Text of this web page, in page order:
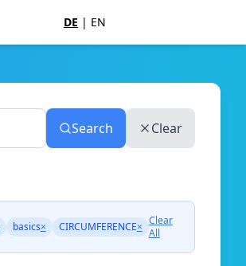
DE | EN
Search Clear
basics× CIRCUMFERENCE× Clear
All